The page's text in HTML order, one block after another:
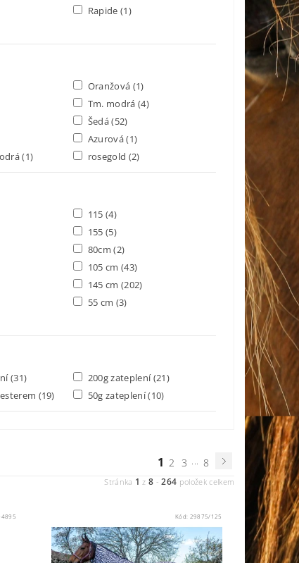
Rapide(1)
Oranžová (1)
Tm. modrá (4)
Šedá(52)
Azurová(1)
(1) rosegold (2)
115(4)
155(5)
80cm(2)
105 cm(43)
145 cm(202)
55 cm (3)
(31) 200g zateplení(21)
(19) 50g zateplení(10)
1 2 3 8
Stránka 1 z8 -264 položek celkem
4895 Kód: 29875/125